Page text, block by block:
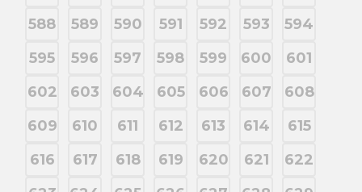
588
589 590 591 592 593
594
595
596 597 598 599 600
601
602
603 604 605 606 607
608
609
610 611 612 613 614
615
616
617 618 619 620 621
622